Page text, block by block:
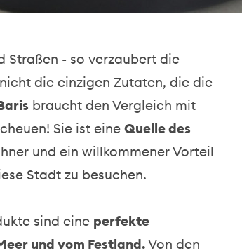
Straßen - so verzaubert die
die einzigen Zutaten, die die
braucht den Vergleich mit
Sie ist eine Quelle des
und ein willkommener Vorteil
Stadt zu besuchen.
sind eine perfekte
und vom Festland.Von den